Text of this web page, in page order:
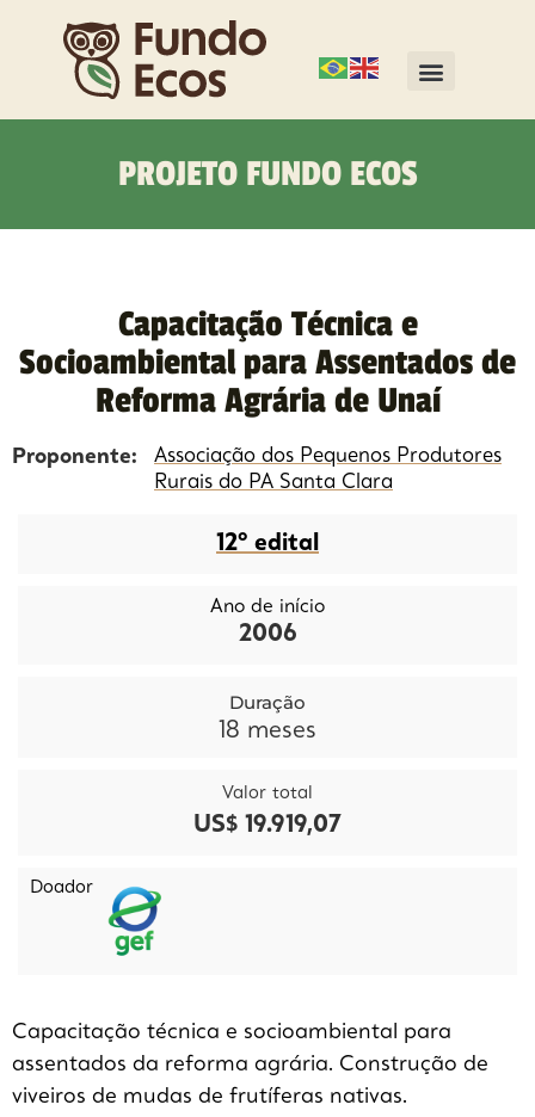
PROJETO FUNDO ECOS
Capacitação Técnica e
Socioambiental para Assentados de
Reforma Agrária de Unaí
Proponente: Associação dos Pequenos Produtores
Rurais do PA Santa Clara
12º edital
Ano de início
2006
Duração
18 meses
Valor total
US$ 19.919,07
Doador
Capacitação técnica e socioambiental para
assentados da reforma agrária. Construção de
viveiros de mudas de frutíferas nativas.